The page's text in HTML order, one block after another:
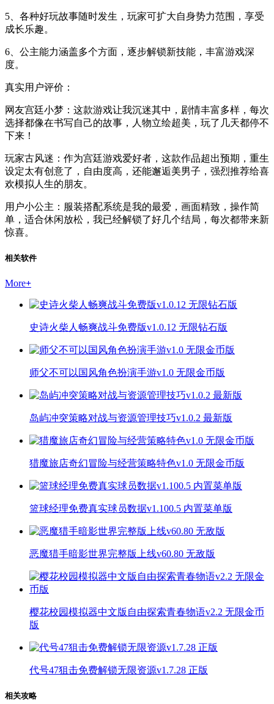
5、各种好玩故事随时发生，玩家可扩大自身势力范围，享受
成长乐趣。
6、公主能力涵盖多个方面，逐步解锁新技能，丰富游戏深
度。
真实用户评价：
网友宫廷小梦：这款游戏让我沉迷其中，剧情丰富多样，每次
选择都像在书写自己的故事，人物立绘超美，玩了几天都停不
下来！
玩家古风迷：作为宫廷游戏爱好者，这款作品超出预期，重生
设定太有创意了，自由度高，还能邂逅美男子，强烈推荐给喜
欢模拟人生的朋友。
用户小公主：服装搭配系统是我的最爱，画面精致，操作简
单，适合休闲放松，我已经解锁了好几个结局，每次都带来新
惊喜。
相关软件
More+
史诗火柴人畅爽战斗免费版v1.0.12 无限钻石版
师父不可以国风角色扮演手游v1.0 无限金币版
岛屿冲突策略对战与资源管理技巧v1.0.2 最新版
猎魔旅店奇幻冒险与经营策略特色v1.0 无限金币版
篮球经理免费真实球员数据v1.100.5 内置菜单版
恶魔猎手暗影世界完整版上线v60.80 无敌版
樱花校园模拟器中文版自由探索青春物语v2.2 无限金币
版
代号47狙击免费解锁无限资源v1.7.28 正版
相关攻略